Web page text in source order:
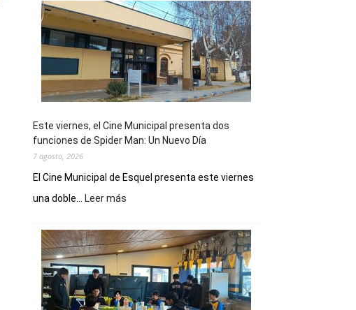
Este viernes, el Cine Municipal presenta dos
funciones de Spider Man: Un Nuevo Día
7 agosto, 2026
El Cine Municipal de Esquel presenta este viernes
una doble...
Leer más
el
Cine
Municipal
presenta
dos